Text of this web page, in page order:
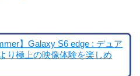
】Galaxy S6 edge : デュア
り極上の映像体験を楽しめ